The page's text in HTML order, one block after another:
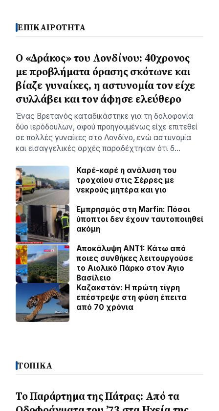
ΕΠΙΚΑΙΡΟΤΗΤΑ
Ο «Δράκος» του Λονδίνου: 40χρονος
με προβλήματα όρασης σκότωνε και
βίαζε γυναίκες, η αστυνομία τον είχε
συλλάβει και τον άφησε ελεύθερο
Ένας Βρετανός καταδικάστηκε για τη δολοφονία
δύο ιερόδουλων, αφού προηγουμένως είχε επιτεθεί
σε πολλές γυναίκες στο Λονδίνο, ενώ αστυνομία
και εισαγγελικές αρχές παραδέχτηκαν ότι δ…
Καρέ-καρέ η ανάλυση του
τροχαίου στις Σέρρες με
νεκρούς μητέρα και γιο
Εμπρησμός στη Marfin: Πόσοι
ύποπτοι δεν έχουν ταυτοποιηθεί
ακόμη
Αποκάλυψη ΑΝΤ1: Κάτω από
ποιες συνθήκες λειτουργούσε
το Αιολικό Πάρκο στον Άγιο
Βασίλειο
Καζακστάν: Η πρώτη τίγρη
επέστρεψε στη φύση έπειτα
από 70 χρόνια
ΤΟΠΙΚΑ
Το Παράρτημα της Πάτρας: Από τα